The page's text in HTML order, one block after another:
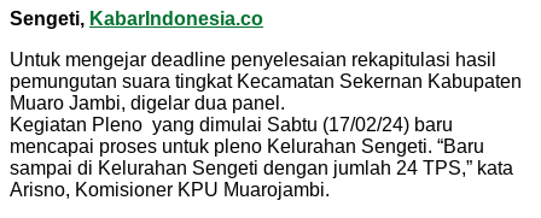
Sengeti, KabarIndonesia.co
Untuk mengejar deadline penyelesaian rekapitulasi hasil
pemungutan suara tingkat Kecamatan Sekernan Kabupaten
Muaro Jambi, digelar dua panel.
Kegiatan Pleno yang dimulai Sabtu (17/02/24) baru
mencapai proses untuk pleno Kelurahan Sengeti. “Baru
sampai di Kelurahan Sengeti dengan jumlah 24 TPS,” kata
Arisno, Komisioner KPU Muarojambi.